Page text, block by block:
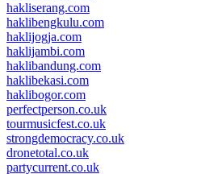
hakliserang.com
haklibengkulu.com
haklijogja.com
haklijambi.com
haklibandung.com
haklibekasi.com
haklibogor.com
perfectperson.co.uk
tourmusicfest.co.uk
strongdemocracy.co.uk
dronetotal.co.uk
partycurrent.co.uk